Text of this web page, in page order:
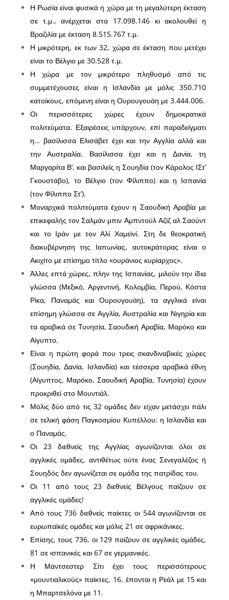
Η Ρωσία είναι φυσικά η χώρα με τη μεγαλύτερη έκταση
σε τ.μ., ανέρχεται στα 17.098.146 κι ακολουθεί η
Βραζιλία με έκταση 8.515.767 τ.μ.
Η μικρότερη, εκ των 32, χώρα σε έκταση που μετέχει
είναι το Βέλγιο με 30.528 τ.μ.
Η χώρα με τον μικρότερο πληθυσμό από τις
συμμετέχουσες είναι η Ισλανδία με μόλις 350.710
κατοίκους, επόμενη είναι η Ουρουγουάη με 3.444.006.
Οι περισσότερες χώρες έχουν δημοκρατικά
πολιτεύματα. Εξαιρέσεις υπάρχουν, επί παραδείγματι
η… βασίλισσα Ελισάβετ έχει και την Αγγλία αλλά και
την Αυστραλία. Βασίλισσα έχει και η Δανία, τη
Μαργαρίτα Β’, και βασιλείς η Σουηδία (τον Κάρολος ΙΣτ’
Γκουστάβο), το Βέλγιο (τον Φίλιππο) και η Ισπανία
(τον Φίλιππο Στ’).
Μοναρχικά πολιτεύματα έχουν η Σαουδική Αραβία με
επικεφαλής τον Σαλμάν μπιν Αμπντούλ Αζίζ αλ Σαούντ
και το Ιράν με τον Αλί Χαμεϊνί. Στη δε θεοκρατική
διακυβέρνηση της Ιαπωνίας, αυτοκράτορας είναι ο
Ακιχίτο με επίσημο τίτλο «ουράνιος κυρίαρχος».
Άλλες επτά χώρες, πλην της Ισπανίας, μιλούν την ίδια
γλώσσα (Μεξικό, Αργεντινή, Κολομβία, Περού, Κόστα
Ρίκα, Παναμάς και Ουρουγουάη), τα αγγλικά είναι
επίσημη γλώσσα σε Αγγλία, Αυστραλία και Νιγηρία και
τα αραβικά σε Τυνησία, Σαουδική Αραβία, Μαρόκο και
Αίγυπτο.
Είναι η πρώτη φορά που τρεις σκανδιναβικές χώρες
(Σουηδία, Δανία, Ισλανδία) και τέσσερα αραβικά έθνη
(Αίγυπτος, Μαρόκο, Σαουδική Αραβία, Τυνησία) έχουν
προκριθεί στο Μουντιάλ.
Μόλις δύο από τις 32 ομάδες δεν είχαν μετάσχει πάλι
σε τελική φάση Παγκοσμίου Κυπέλλου: η Ισλανδία και
ο Παναμάς.
Οι 23 διεθνείς της Αγγλίας αγωνίζονται όλοι σε
αγγλικές ομάδες, αντιθέτως ούτε ένας Σενεγαλέζος ή
Σουηδός δεν αγωνίζεται σε ομάδα της πατρίδας του.
Οι 11 από τους 23 διεθνείς Βέλγους παίζουν σε
αγγλικές ομάδες!
Από τους 736 διεθνείς παίκτες οι 544 αγωνίζονται σε
ευρωπαϊκές ομάδες και μόλις 21 σε αφρικάνικες.
Επίσης, τους 736, οι 129 παίζουν σε αγγλικές ομάδες,
81 σε ισπανικές και 67 σε γερμανικές.
Η Μάντσεστερ Σίτι έχει τους περισσότερους
«μουντιαλικούς» παίκτες, 16, έπονται η Ρεάλ με 15 και
η Μπαρτσελόνα με 11.